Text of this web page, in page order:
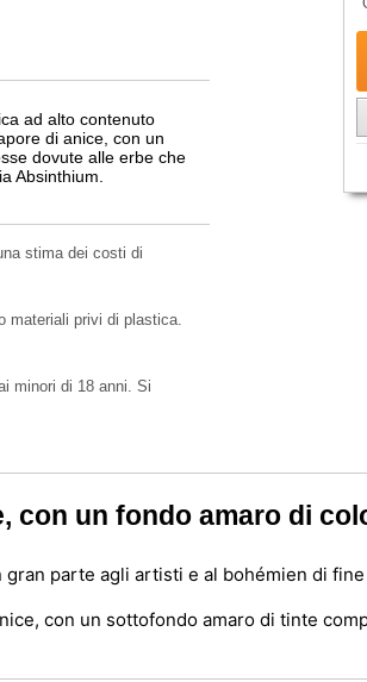
ad alto contenuto
di anice, con un
dovute alle erbe che
Absinthium.
stima dei costi di
materiali privi di plastica.
minori di 18 anni. Si
con un fondo amaro di
parte agli artisti e al bohémien di
con un sottofondo amaro di tinte